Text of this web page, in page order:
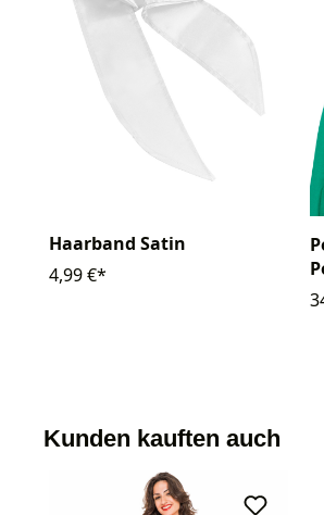
Haarband Satin
4,99 €*
Kunden kauften auch